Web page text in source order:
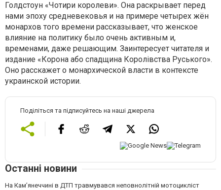
Голдстоун «Чотири королеви». Она раскрывает перед
нами эпоху средневековья и на примере четырех жён
монархов того времени рассказывает, что женское
влияние на политику было очень активным и,
временами, даже решающим. Заинтересует читателя и
издание «Корона або спадщина Королівства Руського».
Оно расскажет о монархической власти в контексте
украинской истории.
Поділіться та підписуйтесь на наші джерела
Останні новини
На Кам’янеччині в ДТП травмувався неповнолітній мотоцикліст